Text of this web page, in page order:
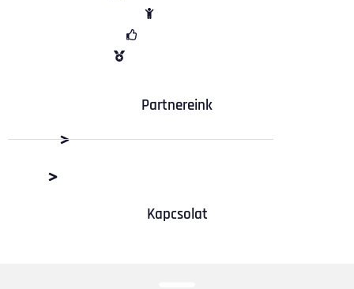
Partnereink
Dabas Beton Kft.
Kapcsolat